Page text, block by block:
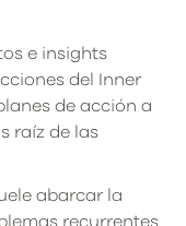
e insights
del Inner
de acción a
raíz de las
abarcar la
recurrentes